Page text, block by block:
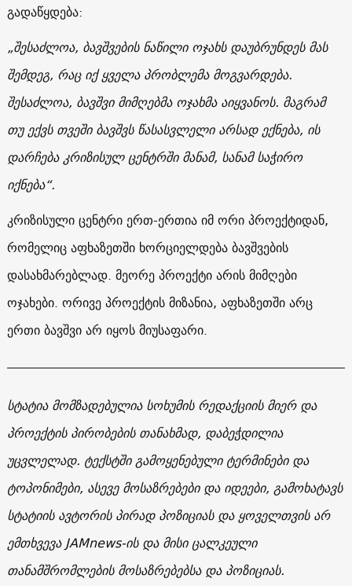
გადაწყდება:
„შესაძლოა, ბავშვების ნაწილი ოჯახს დაუბრუნდეს მას
შემდეგ, რაც იქ ყველა პრობლემა მოგვარდება.
შესაძლოა, ბავშვი მიმღებმა ოჯახმა აიყვანოს. მაგრამ
თუ ექვს თვეში ბავშვს წასასვლელი არსად ექნება, ის
დარჩება კრიზისულ ცენტრში მანამ, სანამ საჭირო
იქნება“.
კრიზისული ცენტრი ერთ-ერთია იმ ორი პროექტიდან,
რომელიც აფხაზეთში ხორციელდება ბავშვების
დასახმარებლად. მეორე პროექტი არის მიმღები
ოჯახები. ორივე პროექტის მიზანია, აფხაზეთში არც
ერთი ბავშვი არ იყოს მიუსაფარი.
სტატია მომზადებულია სოხუმის რედაქციის მიერ და
პროექტის პირობების თანახმად, დაბეჭდილია
უცვლელად. ტექსტში გამოყენებული ტერმინები და
ტოპონიმები, ასევე მოსაზრებები და იდეები, გამოხატავს
სტატიის ავტორის პირად პოზიციას და ყოველთვის არ
ემთხვევა JAMnews-ის და მისი ცალკეული
თანამშრომლების მოსაზრებებსა და პოზიციას.